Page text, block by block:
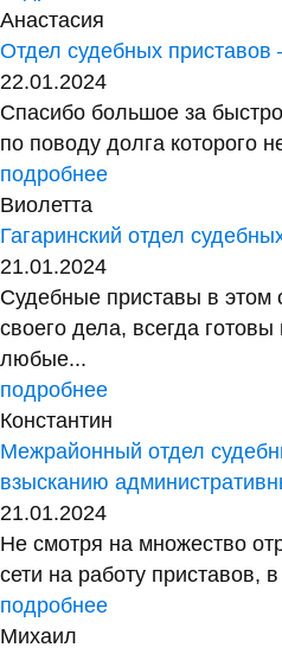
Анастасия
Отдел судебных
22.01.2024
Спасибо большое за
по поводу долга которого
подробнее
Виолетта
Гагаринский отдел
21.01.2024
Судебные приставы в этом
своего дела, всегда
любые...
подробнее
Константин
Межрайонный отдел
взысканию
21.01.2024
Не смотря на множество
сети на работу приставов,
подробнее
Михаил